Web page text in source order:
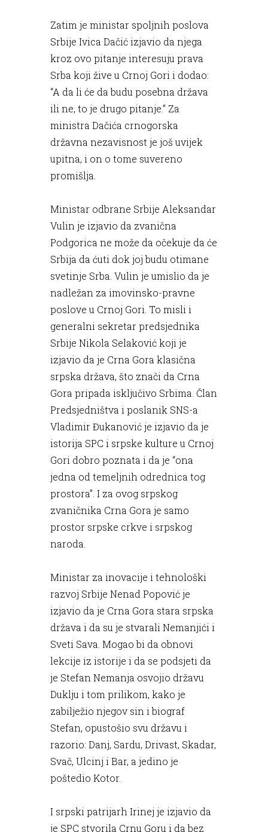
Zatim je ministar spoljnih poslova
Srbije Ivica Dačić izjavio da njega
kroz ovo pitanje interesuju prava
Srba koji žive u Crnoj Gori i dodao:
“A da li će da budu posebna država
ili ne, to je drugo pitanje.” Za
ministra Dačića crnogorska
državna nezavisnost je još uvijek
upitna, i on o tome suvereno
promišlja.
Ministar odbrane Srbije Aleksandar
Vulin je izjavio da zvanična
Podgorica ne može da očekuje da će
Srbija da ćuti dok joj budu otimane
svetinje Srba. Vulin je umislio da je
nadležan za imovinsko-pravne
poslove u Crnoj Gori. To misli i
generalni sekretar predsjednika
Srbije Nikola Selaković koji je
izjavio da je Crna Gora klasična
srpska država, što znači da Crna
Gora pripada isključivo Srbima. Član
Predsjedništva i poslanik SNS-a
Vladimir Đukanović je izjavio da je
istorija SPC i srpske kulture u Crnoj
Gori dobro poznata i da je “ona
jedna od temeljnih odrednica tog
prostora”. I za ovog srpskog
zvaničnika Crna Gora je samo
prostor srpske crkve i srpskog
naroda.
Ministar za inovacije i tehnološki
razvoj Srbije Nenad Popović je
izjavio da je Crna Gora stara srpska
država i da su je stvarali Nemanjići i
Sveti Sava. Mogao bi da obnovi
lekcije iz istorije i da se podsjeti da
je Stefan Nemanja osvojio državu
Duklju i tom prilikom, kako je
zabilježio njegov sin i biograf
Stefan, opustošio svu državu i
razorio: Danj, Sardu, Drivast, Skadar,
Svač, Ulcinj i Bar, a jedino je
poštedio Kotor.
I srpski patrijarh Irinej je izjavio da
je SPC stvorila Crnu Goru i da bez